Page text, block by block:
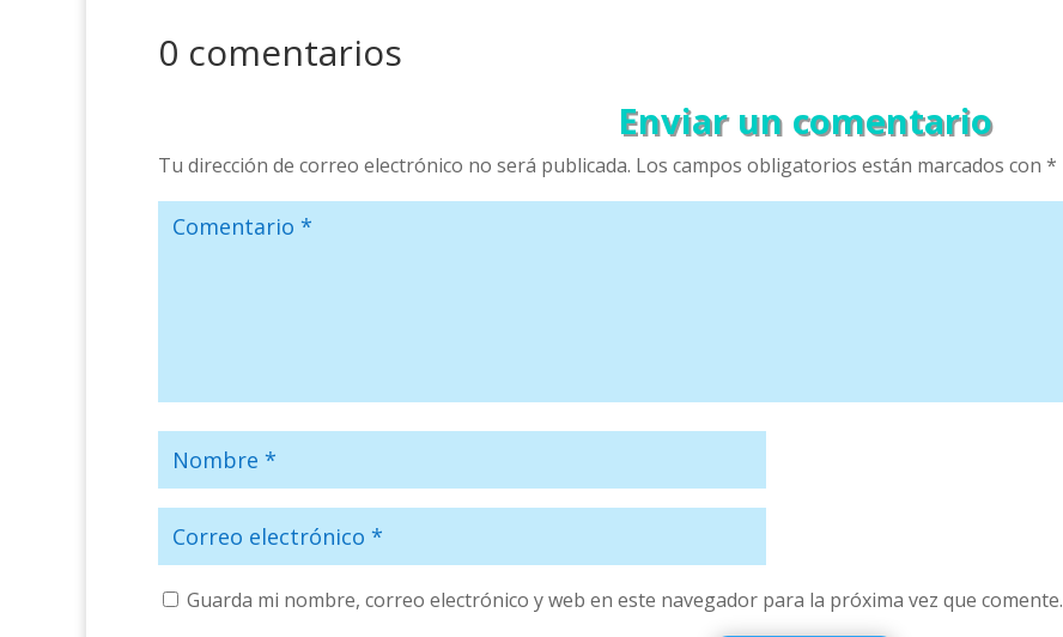
0 comentarios
Enviar un comentario
Tu dirección de correo electrónico no será publicada. Los campos obligatorios están marcados con *
Guarda mi nombre, correo electrónico y web en este navegador para la próxima vez que comente.